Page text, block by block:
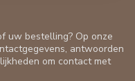
uw bestelling? Op onze
antwoorden
om contact met